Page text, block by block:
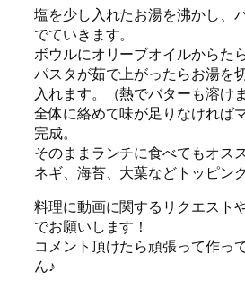
塩を少し入れたお湯を沸かし、
でていきます。
ボウルにオリーブオイルからた
パスタが茹で上がったらお湯を
入れます。（熱でバターも溶けま
全体に絡めて味が足りなければ
完成。
そのままランチに食べてもオス
ネギ、海苔、大葉などトッピング
料理に動画に関するリクエスト
でお願いします！
コメント頂けたら頑張って作っ
ん♪